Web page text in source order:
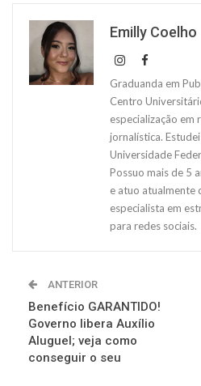
Emilly Coelho
Graduanda em
Centro
especialização em
jornalística.
Universidade
Possuo mais de 5
e atuo atualmente
especialista em
para redes sociais.
ANTERIOR
Benefício GARANTIDO!
Governo libera Auxílio
Aluguel; veja como
conseguir o seu